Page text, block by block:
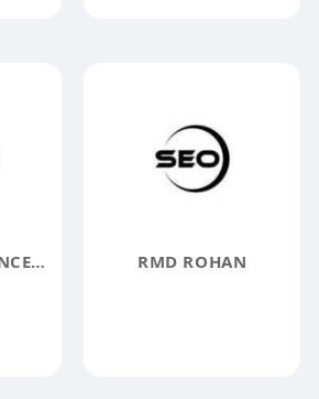
REVOLUTION FENCE COMPANY RMD ROHAN